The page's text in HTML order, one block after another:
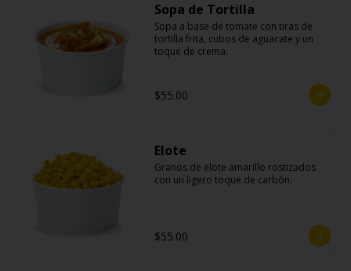
Sopa de Tortilla
Sopa a base de tomate con tiras de
tortilla frita, cubos de aguacate y un
toque de crema.
$55.00
Elote
Granos de elote amarillo rostizados
con un ligero toque de carbón.
$55.00